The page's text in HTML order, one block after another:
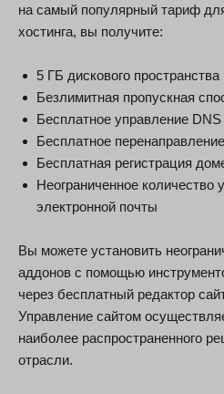
на самый популярный тариф
хостинга, вы получите:
5 ГБ дискового пространства
Безлимитная пропускная
Бесплатное управление DNS
Бесплатное
Бесплатная регистрация
Неограниченное количество
электронной почты
Вы можете установить
аддонов с помощью
через бесплатный редактор
Управление сайтом
наиболее распространенного
отрасли.